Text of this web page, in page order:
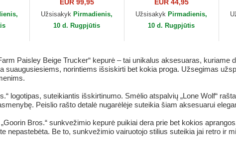
The Farm Goorin Bros.
EUR 99,95
Užsisakyk Pirmadienis,
10 d. Rugpjūtis
Goorin Bros.
EUR 44,95
Užsisakyk Pirmadienis,
10 d. Rugpjūtis
Paisley Beige Trucker“ kepurė – tai unikalus aksesuaras,
suaugusiesiems, norintiems išsiskirti bet kokia proga. Užsegimas
logotipas, suteikiantis išskirtinumo. Smėlio atspalvių „Lone Wolf“
Peislio rašto detalė nugarėlėje suteikia šiam aksesuarui
Bros.“ sunkvežimio kepurė puikiai dera prie bet kokios
nepastebėta. Be to, sunkvežimio vairuotojo stilius suteikia jai retro ir